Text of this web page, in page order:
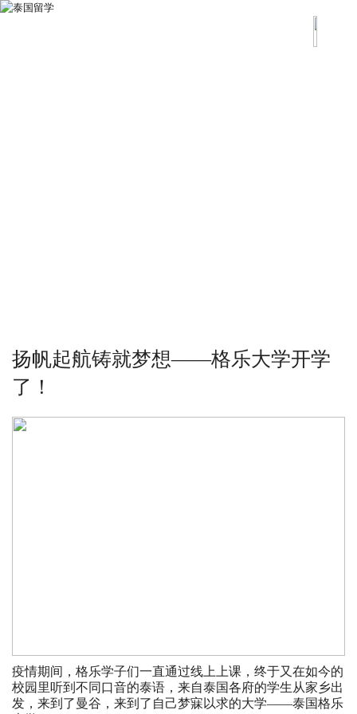
扬帆起航铸就梦想——格乐大学开学
了！
疫情期间，格乐学子们一直通过线上上课，终于又在如今的
校园里听到不同口音的泰语，来自泰国各府的学生从家乡出
发，来到了曼谷，来到了自己梦寐以求的大学——泰国格乐